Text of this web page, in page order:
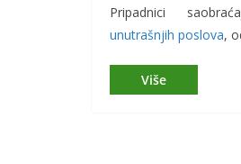
Pripadnici
unutrašnjih poslova,